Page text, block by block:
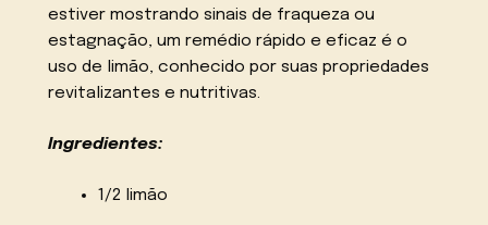
estiver mostrando sinais de fraqueza ou
estagnação, um remédio rápido e eficaz é o
uso de limão, conhecido por suas propriedades
revitalizantes e nutritivas.
Ingredientes:
1/2 limão